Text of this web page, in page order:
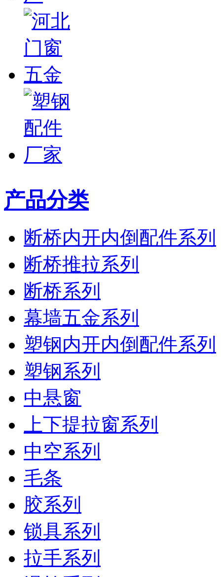
产品分类
断桥内开内倒配件系列
断桥推拉系列
断桥系列
幕墙五金系列
塑钢内开内倒配件系列
塑钢系列
中悬窗
上下提拉窗系列
中空系列
毛条
胶系列
锁具系列
拉手系列